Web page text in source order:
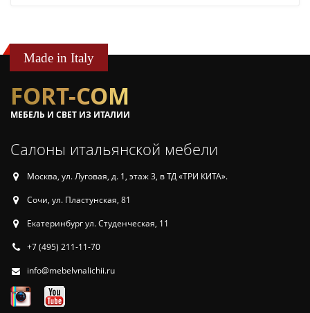
Made in Italy
FORT-COM
МЕБЕЛЬ И СВЕТ ИЗ ИТАЛИИ
Салоны итальянской мебели
Москва, ул. Луговая, д. 1, этаж 3, в ТД «ТРИ КИТА».
Сочи, ул. Пластунская, 81
Екатеринбург ул. Студенческая, 11
+7 (495) 211-11-70
info@mebelvnalichii.ru